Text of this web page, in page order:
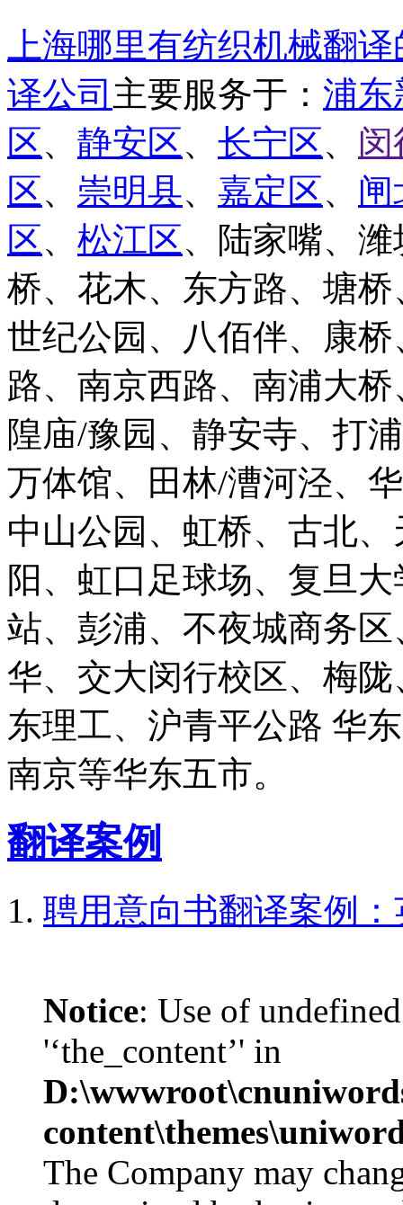
上海哪里有纺织机械翻
译公司 主要服务于： 浦东
区、 静安区、 长宁区、 闵
区、 崇明县、 嘉定区、 闸
区、 松江区、陆家嘴、
桥、花木、东方路、塘
世纪公园、八佰伴、康
路、南京西路、南浦大
隍庙/豫园、静安寺、打
万体馆、田林/漕河泾、
中山公园、虹桥、古北
阳、虹口足球场、复旦
站、彭浦、不夜城商务
华、交大闵行校区、梅
东理工、沪青平公路 华
南京等华东五市。
翻译案例
聘用意向书翻译案例
Notice: Use of
'‘the_content’' in
The Company may